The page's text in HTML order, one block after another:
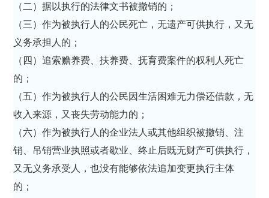
（二）据以执行的法律文书被撤销的；
（三）作为被执行人的公民死亡，无遗产可供执行，又无
义务承担人的；
（四）追索赡养费、扶养费、抚育费案件的权利人死亡
的；
（五）作为被执行人的公民因生活困难无力偿还借款，无
收入来源，又丧失劳动能力的；
（六）作为被执行人的企业法人或其他组织被撤销、注
销、吊销营业执照或者歇业、终止后既无财产可供执行，
又无义务承受人，也没有能够依法追加变更执行主体
的；